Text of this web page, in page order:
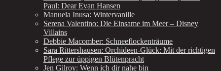
Paul: Dear Evan Hansen
Manuela Inusa: Wintervanille
Serena Valentino: Die Einsame im Meer – Disney
Villains
Debbie Macomber: Schneeflockenträume
Sara Rittershausen: Orchideen-Glück: Mit der richtigen
Pflege zur üppigen Blütenpracht
Jen Gilroy: Wenn ich dir nahe bin